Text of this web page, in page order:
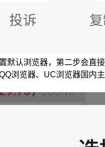
默认浏览器，第二步会直接
浏览器、UC浏览器国内主